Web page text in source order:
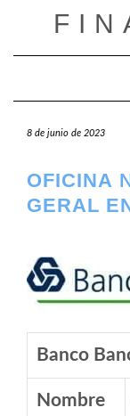
8 de junio de 2023
OFICINA
GERAL
Banco
Nombre